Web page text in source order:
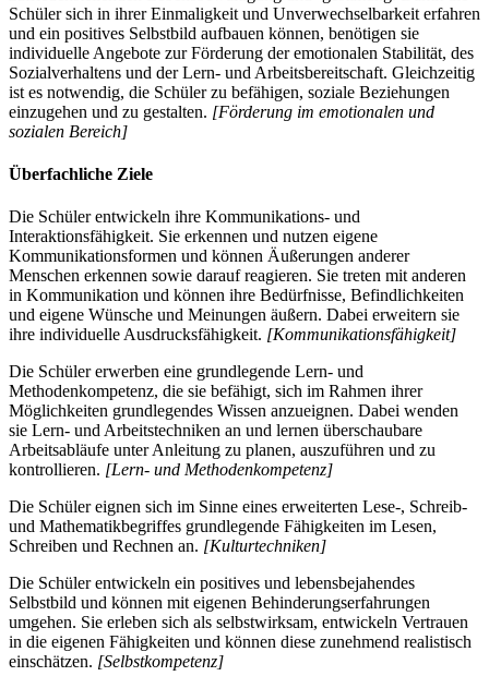
Schüler sich in ihrer Einmaligkeit und Unverwechselbarkeit erfahren
und ein positives Selbstbild aufbauen können, benötigen sie
individuelle Angebote zur Förderung der emotionalen Stabilität, des
Sozialverhaltens und der Lern- und Arbeitsbereitschaft. Gleichzeitig
ist es notwendig, die Schüler zu befähigen, soziale Beziehungen
einzugehen und zu gestalten. [Förderung im emotionalen und
sozialen Bereich]
Überfachliche Ziele
Die Schüler entwickeln ihre Kommunikations- und
Interaktionsfähigkeit. Sie erkennen und nutzen eigene
Kommunikationsformen und können Äußerungen anderer
Menschen erkennen sowie darauf reagieren. Sie treten mit anderen
in Kommunikation und können ihre Bedürfnisse, Befindlichkeiten
und eigene Wünsche und Meinungen äußern. Dabei erweitern sie
ihre individuelle Ausdrucksfähigkeit. [Kommunikationsfähigkeit]
Die Schüler erwerben eine grundlegende Lern- und
Methodenkompetenz, die sie befähigt, sich im Rahmen ihrer
Möglichkeiten grundlegendes Wissen anzueignen. Dabei wenden
sie Lern- und Arbeitstechniken an und lernen überschaubare
Arbeitsabläufe unter Anleitung zu planen, auszuführen und zu
kontrollieren. [Lern- und Methodenkompetenz]
Die Schüler eignen sich im Sinne eines erweiterten Lese-, Schreib-
und Mathematikbegriffes grundlegende Fähigkeiten im Lesen,
Schreiben und Rechnen an. [Kulturtechniken]
Die Schüler entwickeln ein positives und lebensbejahendes
Selbstbild und können mit eigenen Behinderungserfahrungen
umgehen. Sie erleben sich als selbstwirksam, entwickeln Vertrauen
in die eigenen Fähigkeiten und können diese zunehmend realistisch
einschätzen. [Selbstkompetenz]